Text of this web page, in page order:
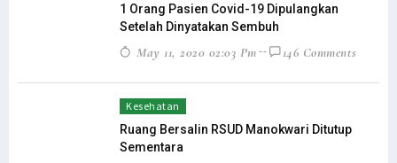
1 Orang Pasien Covid-19 Dipulangkan
Setelah Dinyatakan Sembuh
May 11, 2020 02:03 Pm 146 Comments
Kesehatan
Ruang Bersalin RSUD Manokwari Ditutup
Sementara